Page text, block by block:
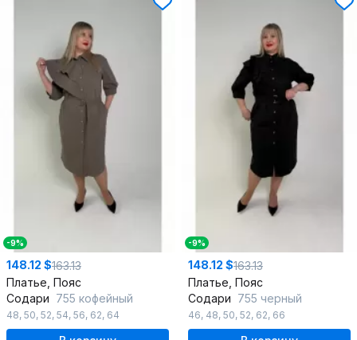
-9%
148.12 $163.13
Платье, Пояс
Содари 755 кофейный
48, 50, 52, 54, 56, 62, 64
-9%
148.12 $163.13
Платье, Пояс
Содари 755 черный
46, 48, 50, 52, 62, 66